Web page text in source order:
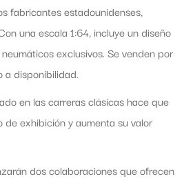
fabricantes estadounidenses,
una escala 1:64, incluye un diseño
exclusivos. Se venden por
a disponibilidad.
en las carreras clásicas hace que
de exhibición y aumenta su valor
dos colaboraciones que ofrecen